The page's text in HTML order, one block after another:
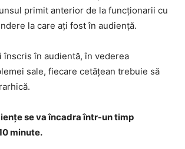
primit anterior de la funcționarii cu
la care ați fost în audiență.
înscris în audientă, în vederea
sale, fiecare cetățean trebuie să
se va încadra într-un timp
minute.